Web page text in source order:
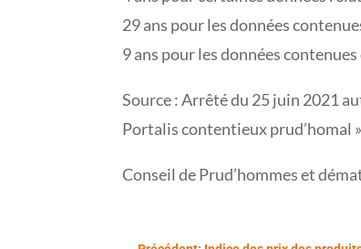
29 ans pour les données
9 ans pour les données
Source : Arrêté du 25 juin 2021
Portalis contentieux prud’homal »
Conseil de Prud’hommes et